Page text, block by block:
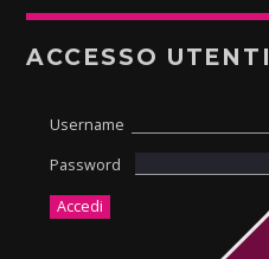
ACCESSO UTENTI
Username
Password